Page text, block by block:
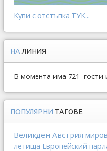
Купи с отстъпка ТУК...
НА ЛИНИЯ
В момента има 721 гости
ПОПУЛЯРНИ ТАГОВЕ
Великден Австрия
летища Европейский